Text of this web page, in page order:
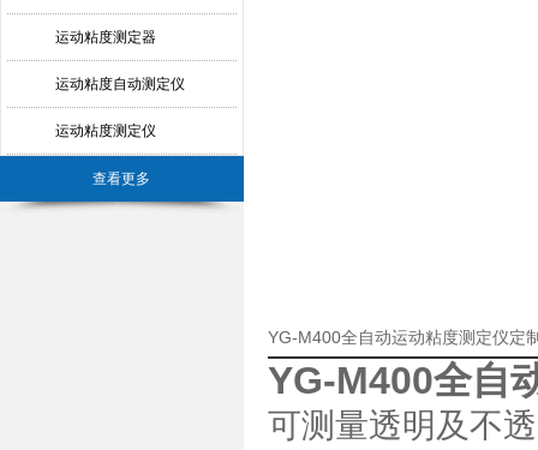
运动粘度测定器
运动粘度自动测定仪
运动粘度测定仪
查看更多
YG-M400全自动运动粘度测定仪定
YG-M400全自
可测量透明及不